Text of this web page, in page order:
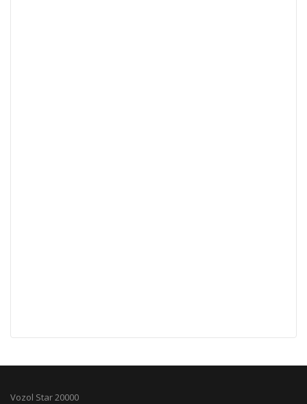
Vozol Star 20000